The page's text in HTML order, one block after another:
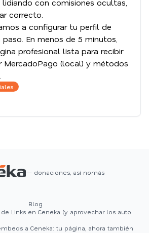
con comisiones ocultas,
correcto.
a configurar tu perfil de
En menos de 5 minutos,
profesional lista para recibir
MercadoPago (local) y métodos
— donaciones, así nomás
Blog
Links en Ceneka (y aprovechar los auto
a Ceneka: tu página, ahora también